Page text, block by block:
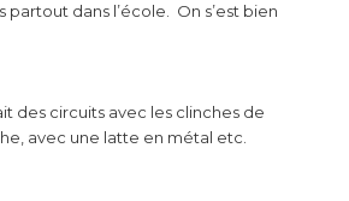
partout dans l’école. On s’est bien
des circuits avec les clinches de
avec une latte en métal etc.